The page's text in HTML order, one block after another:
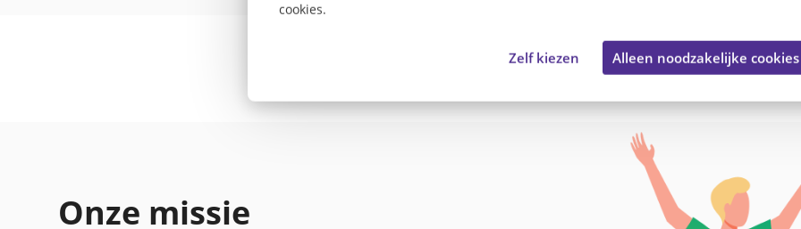
cookies.
Zelf kiezen Alleen noodzakelijke cookies
Onze missie